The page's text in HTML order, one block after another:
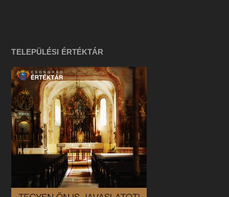
TELEPÜLÉSI ÉRTÉKTÁR